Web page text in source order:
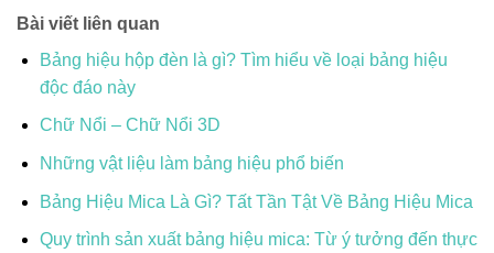
Bài viết liên quan
Bảng hiệu hộp đèn là gì? Tìm hiểu về loại bảng hiệu
độc đáo này
Chữ Nổi – Chữ Nổi 3D
Những vật liệu làm bảng hiệu phổ biến
Bảng Hiệu Mica Là Gì? Tất Tần Tật Về Bảng Hiệu Mica
Quy trình sản xuất bảng hiệu mica: Từ ý tưởng đến thực